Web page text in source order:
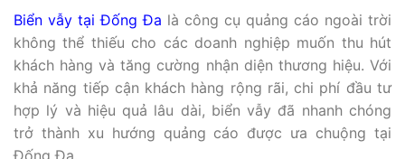
Biển vẫy tại Đống Đa là công cụ quảng cáo ngoài trời
không thể thiếu cho các doanh nghiệp muốn thu hút
khách hàng và tăng cường nhận diện thương hiệu. Với
khả năng tiếp cận khách hàng rộng rãi, chi phí đầu tư
hợp lý và hiệu quả lâu dài, biển vẫy đã nhanh chóng
trở thành xu hướng quảng cáo được ưa chuộng tại
Đống Đa.